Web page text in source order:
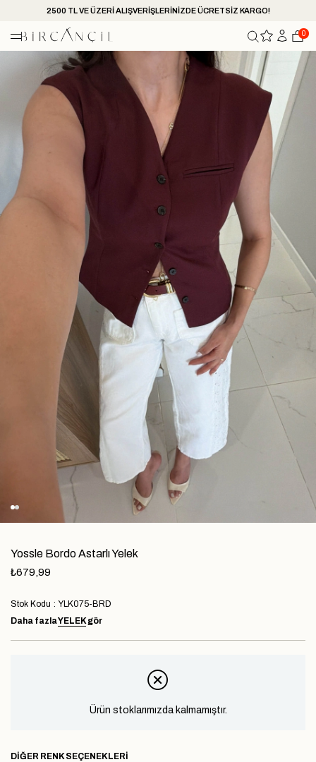
2500 TL VE ÜZERİ ALIŞVERİŞLERİNİZDE ÜCRETSİZ KARGO!
0
Yossle Bordo Astarlı Yelek
₺679,99
Stok Kodu
YLK075-BRD
Daha fazlaYELEKgör
Ürün stoklarımızda kalmamıştır.
DIĞER RENK SEÇENEKLERI